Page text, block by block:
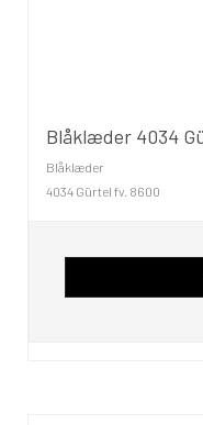
Blåklæder 4034
Blåklæder
4034 Gürtel fv. 8600